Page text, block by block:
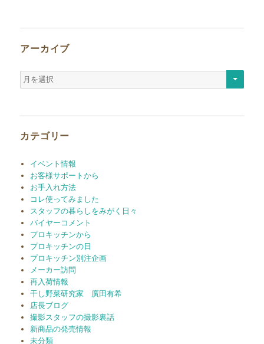
アーカイブ
ア
ー
カテゴリー
イベント情報
お客様サポートから
お手入れ方法
コレ使ってみました
スタッフの暮らしをみがく日々
バイヤーコメント
プロキッチンから
プロキッチンの日
プロキッチン別注企画
メーカー訪問
再入荷情報
干し野菜研究家 廣田有希
店長ブログ
撮影スタッフの撮影裏話
新商品の発売情報
未分類